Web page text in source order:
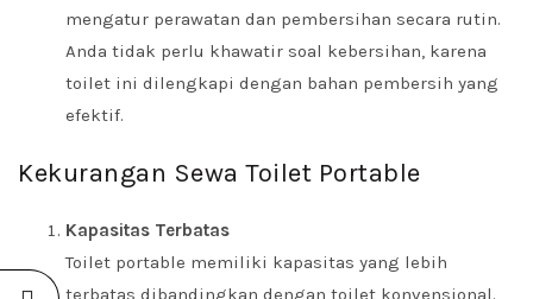
mengatur perawatan dan pembersihan secara rutin.
Anda tidak perlu khawatir soal kebersihan, karena
toilet ini dilengkapi dengan bahan pembersih yang
efektif.
Kekurangan Sewa Toilet Portable
Kapasitas Terbatas
Toilet portable memiliki kapasitas yang lebih
terbatas dibandingkan dengan toilet konvensional.